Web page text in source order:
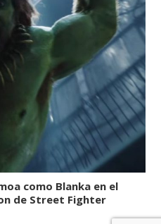
como Blanka en el
de Street Fighter